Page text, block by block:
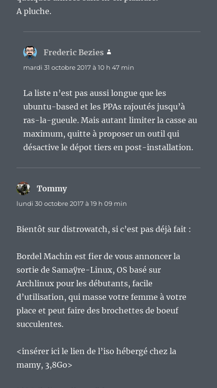
A pluche.
Frederic Bezies
mardi 31 octobre 2017 à 10 h 47 min
La liste n’est pas aussi longue que les
ubuntu-based et les PPAs rajoutés jusqu’à
ras-la-gueule. Mais autant limiter la casse au
maximum, quitte à proposer un outil qui
désactive le dépot tiers en post-installation.
Tommydit :
lundi 30 octobre 2017 à 19 h 09 min
Bientôt sur distrowatch, si c’est pas déjà fait :
Bordel Machin est fier de vous annoncer la
sortie de Samaÿre-Linux, OS basé sur
Archlinux pour les débutants, facile
d’utilisation, qui masse votre femme à votre
place et peut faire des brochettes de boeuf
succulentes.
<insérer ici le lien de l’iso hébergé chez la
mamy, 3,8Go>